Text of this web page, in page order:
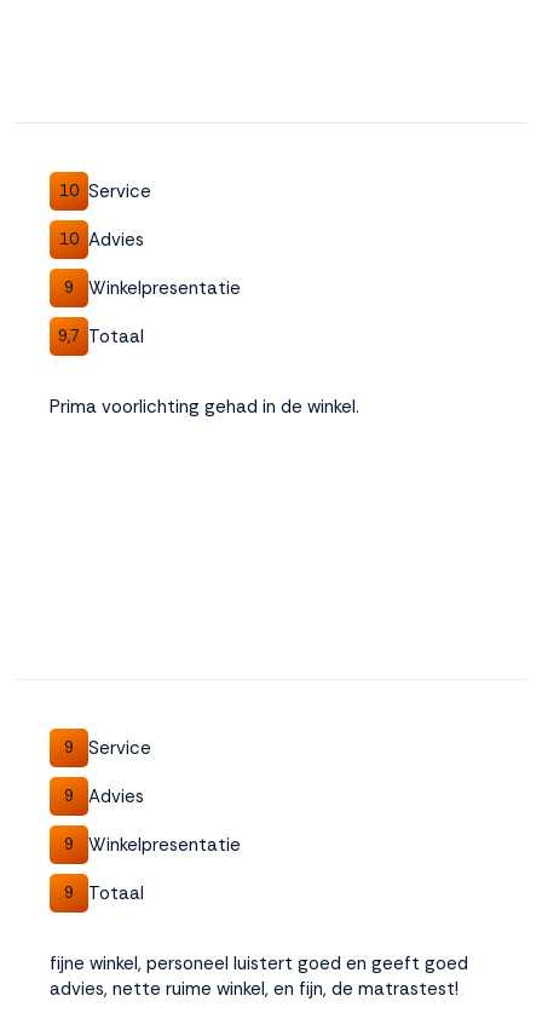
10 Service
10 Advies
9 Winkelpresentatie
9,7 Totaal
Prima voorlichting gehad in de winkel.
9 Service
9 Advies
9 Winkelpresentatie
9 Totaal
fijne winkel, personeel luistert goed en geeft goed
advies, nette ruime winkel, en fijn, de matrastest!